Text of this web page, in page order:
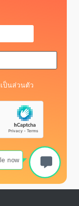
ป็นส่วนตัว
now